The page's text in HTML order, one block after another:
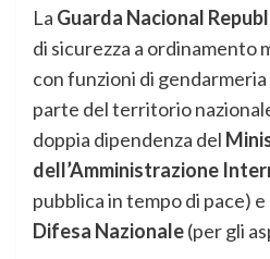
La Guarda Nacional
di sicurezza a ordinamento
con funzioni di
parte del territorio
doppia dipendenza del
dell’Amministrazione
pubblica in tempo di pace) e
Difesa Nazionale(per gli